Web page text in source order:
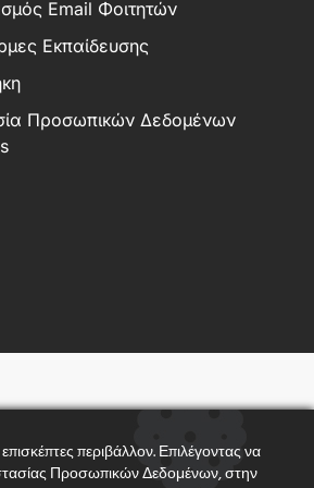
Email Φοιτητών
Εκπαίδευσης
Προσωπικών Δεδομένων
περιβάλλον. Επιλέγοντας να
Προσωπικών Δεδομένων, στην